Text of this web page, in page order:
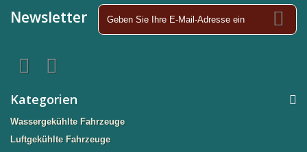
Newsletter
Kategorien
Wassergekühlte Fahrzeuge
Luftgekühlte Fahrzeuge